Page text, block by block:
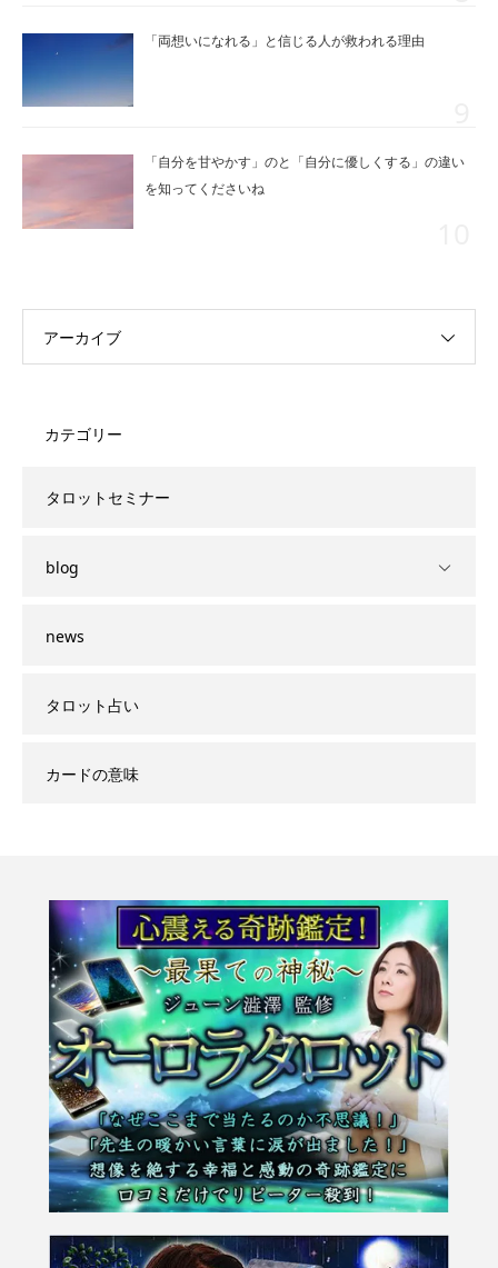
「両想いになれる」と信じる人が救われる理由
「自分を甘やかす」のと「自分に優しくする」の違い
を知ってくださいね
アーカイブ
カテゴリー
タロットセミナー
blog
news
タロット占い
カードの意味